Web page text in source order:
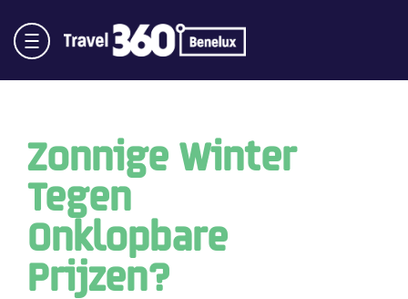
Zonnige Winter
Tegen
Onklopbare
Prijzen?